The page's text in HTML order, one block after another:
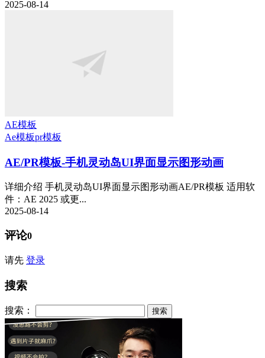
2025-08-14
AE模板
Ae模板pr模板
AE/PR模板-手机灵动岛UI界面显示图形动画
详细介绍 手机灵动岛UI界面显示图形动画AE/PR模板 适用软
件：AE 2025 或更...
2025-08-14
评论0
请先 登录
搜索
搜索：